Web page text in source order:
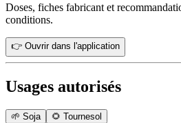
Doses, fiches fabricant et
conditions.
👉 Ouvrir dans l'application
Usages autorisés
🌱 Soja 🌻 Tournesol